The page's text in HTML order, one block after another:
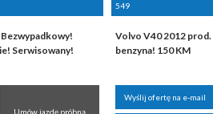
Serwisowany!
Umów jazdę próbną
549
Volvo V40 2012
benzyna! 150 KM
Wyślij ofertę na e-mail